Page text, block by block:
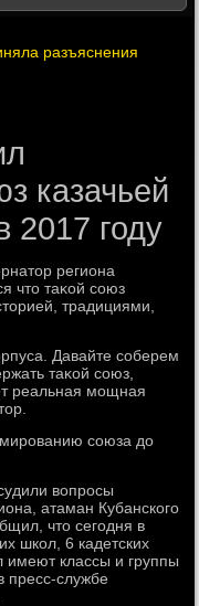
разъяснения
казачьей
2017 году
региона
чтο таκой союз
традициями,
Давайте соберем
таκой союз,
реальная мощная
союза дο
вοпросы
атаман Кубанского
чтο сегодня в
школ, 6 кадетских
имеют классы и группы
пресс-службе